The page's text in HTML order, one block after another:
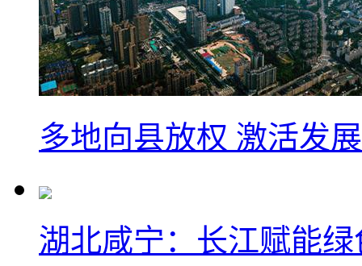
多地向县放权 激活发
湖北咸宁：长江赋能